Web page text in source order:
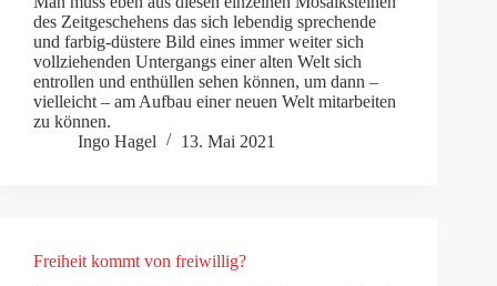
des Zeitgeschehens das sich lebendig sprechende
und farbig-düstere Bild eines immer weiter sich
vollziehenden Untergangs einer alten Welt sich
entrollen und enthüllen sehen können, um dann –
vielleicht – am Aufbau einer neuen Welt mitarbeiten
zu können.
Ingo Hagel
13. Mai 2021
Freiheit kommt von freiwillig?